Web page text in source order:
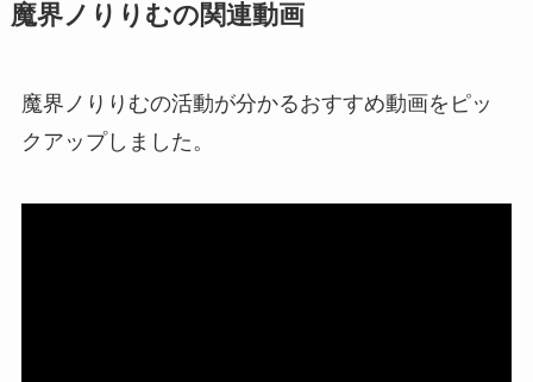
魔界ノりりむの関連動画
魔界ノりりむの活動が分かるおすすめ動画をピッ
クアップしました。